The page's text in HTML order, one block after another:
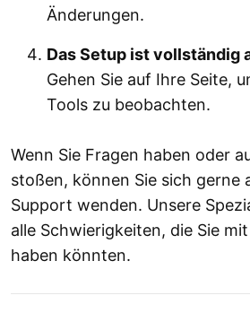
Änderungen.
Das Setup ist vollständig
Gehen Sie auf Ihre Seite,
Tools zu beobachten.
Wenn Sie Fragen haben oder
stoßen, können Sie sich gerne
Support wenden. Unsere
alle Schwierigkeiten, die Sie
haben könnten.